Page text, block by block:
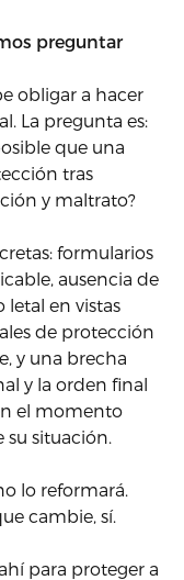
preguntar
obligar a hacer
La pregunta es:
que una
tras
y maltrato?
formularios
ausencia de
letal en vistas
de protección
y una brecha
y la orden final
el momento
situación.
lo reformará.
cambie, sí.
para proteger a